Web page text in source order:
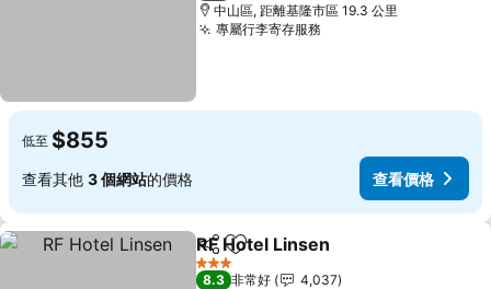
中山區, 距離基隆市區 19.3 公里
專屬行李寄存服務
低至 $855
查看其他 3 個網站的價格 查看價格
分享 加入我的最愛
RF Hotel Linsen
3 星級
8.3 非常好
4,037